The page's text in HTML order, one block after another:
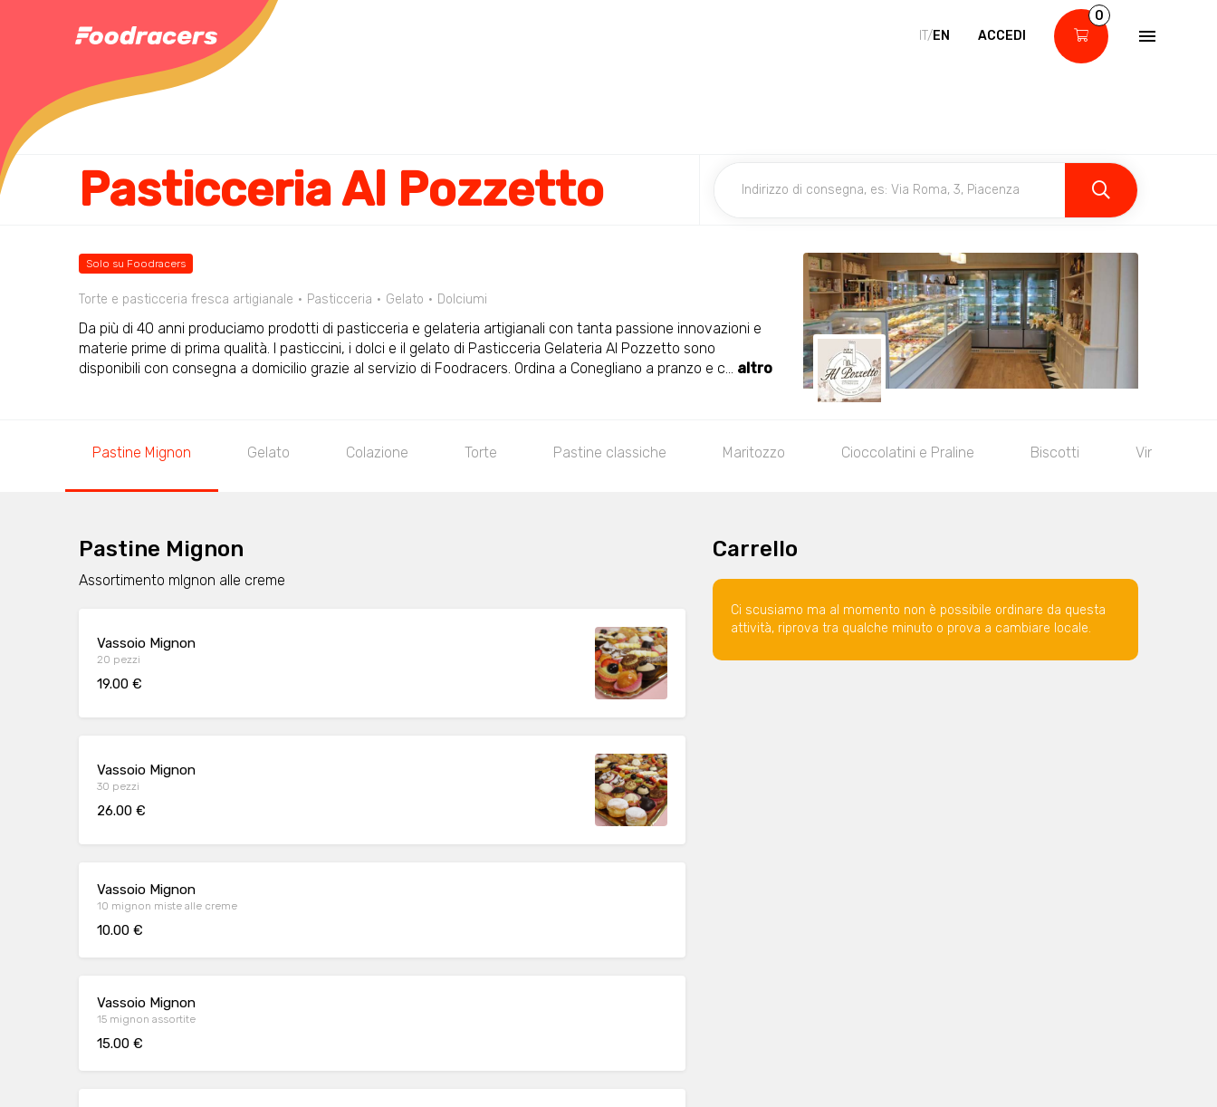
IT/EN ACCEDI
0
Pasticceria Al Pozzetto
Solo su Foodracers
Torte e pasticceria fresca artigianale Pasticceria Gelato Dolciumi
Da più di 40 anni produciamo prodotti di pasticceria e gelateria artigianali con tanta passione innovazioni e
materie prime di prima qualità. I pasticcini, i dolci e il gelato di Pasticceria Gelateria Al Pozzetto sono
disponibili con consegna a domicilio grazie al servizio di Foodracers. Ordina a Conegliano a pranzo e c... altro
Pastine Mignon Gelato Colazione Torte Pastine classiche Maritozzo Cioccolatini e Praline Biscotti Vino
Pastine Mignon
Assortimento mIgnon alle creme
Vassoio Mignon
20 pezzi
19.00 €
Vassoio Mignon
30 pezzi
26.00 €
Vassoio Mignon
10 mignon miste alle creme
10.00 €
Vassoio Mignon
15 mignon assortite
15.00 €
Carrello
Ci scusiamo ma al momento non è possibile ordinare da questa
attività, riprova tra qualche minuto o prova a cambiare locale.